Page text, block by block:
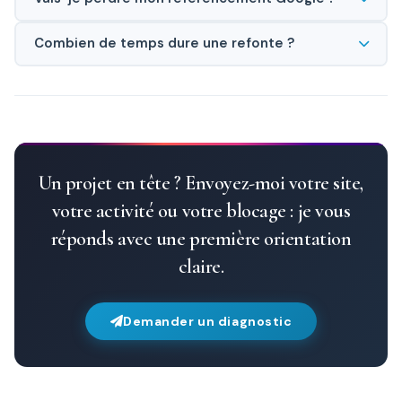
nécessaires et optimisons même votre SEO lors de la refonte.
Combien de temps dure une refonte ?
Un projet en tête ? Envoyez-moi votre site,
votre activité ou votre blocage : je vous
réponds avec une première orientation
claire.
Demander un diagnostic